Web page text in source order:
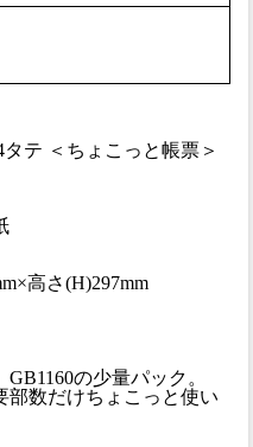
テ ＜ちょこっと帳票＞
高さ(H)297mm
の少量パック。
部数だけちょこっと使い